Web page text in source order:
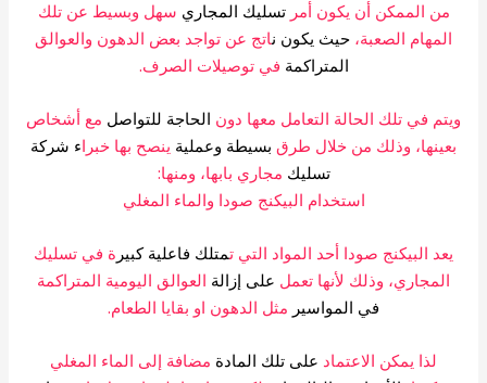
من الممكن أن يكون أمرتسليك المجاريسهل وبسيط عن تلك
المهام الصعبة،حيث يكون ناتج عن تواجد بعض الدهون والعوالق
المتراكمةفي توصيلات الصرف.
في تلك الحالة التعامل معها دونالحاجة للتواصلمع أشخاص
وذلك من خلال طرق بسيطة وعمليةينصح بها خبراء شركة
تسليكمجاري بابها، ومنها:
استخدام البيكنج صودا والماء المغلي
البيكنج صودا أحد المواد التي تمتلك فاعلية كبيرة في تسليك
المجاري، وذلك لأنها تعمل على إزالة العوالق اليومية المتراكمة
في المواسيرمثل الدهون او بقايا الطعام.
لذا يمكن الاعتمادعلى تلك المادةمضافة إلى الماء المغلي